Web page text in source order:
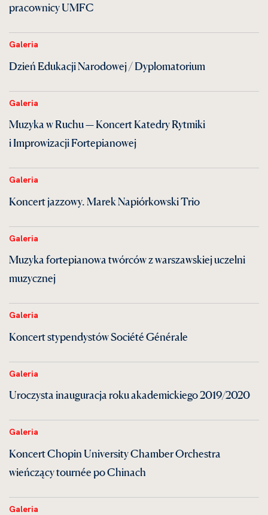
pracownicy UMFC
Galeria
Dzień Edukacji Narodowej / Dyplomatorium
Galeria
Muzyka w Ruchu — Koncert Katedry Rytmiki
i Improwizacji Fortepianowej
Galeria
Koncert jazzowy. Marek Napiórkowski Trio
Galeria
Muzyka fortepianowa twórców z warszawskiej uczelni
muzycznej
Galeria
Koncert stypendystów Société Générale
Galeria
Uroczysta inauguracja roku akademickiego 2019/2020
Galeria
Koncert Chopin University Chamber Orchestra
wieńczący tournée po Chinach
Galeria